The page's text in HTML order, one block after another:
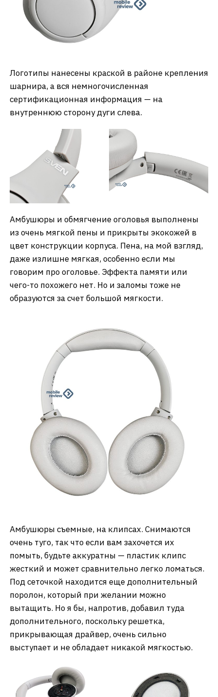
Логотипы нанесены краской в районе крепления
шарнира, а вся немногочисленная
сертификационная информация — на
внутреннюю сторону дуги слева.
Амбушюры и обмягчение оголовья выполнены
из очень мягкой пены и прикрыты экокожей в
цвет конструкции корпуса. Пена, на мой взгляд,
даже излишне мягкая, особенно если мы
говорим про оголовье. Эффекта памяти или
чего-то похожего нет. Но и заломы тоже не
образуются за счет большой мягкости.
Амбушюры съемные, на клипсах. Снимаются
очень туго, так что если вам захочется их
помыть, будьте аккуратны — пластик клипс
жесткий и может сравнительно легко ломаться.
Под сеточкой находится еще дополнительный
поролон, который при желании можно
вытащить. Но я бы, напротив, добавил туда
дополнительного, поскольку решетка,
прикрывающая драйвер, очень сильно
выступает и не обладает никакой мягкостью.